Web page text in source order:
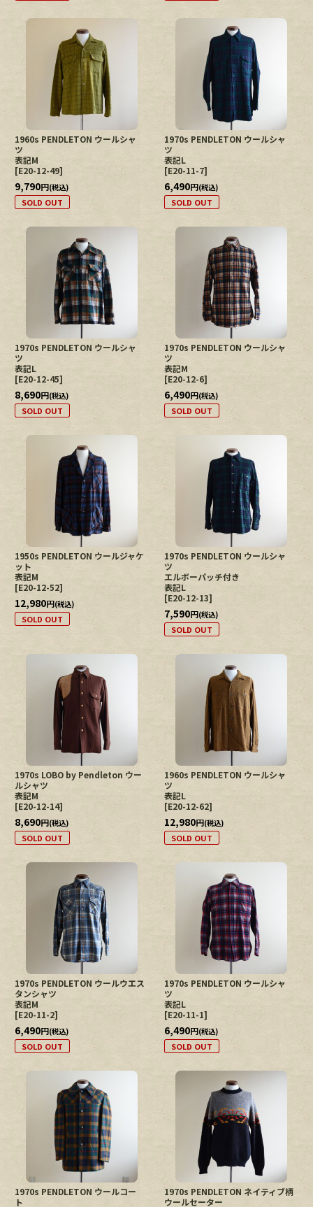
1960s PENDLETON ウールシャ
ツ
表記M
[E20-12-49]
9,790円(税込)
SOLD OUT
1970s PENDLETON ウールシャ
ツ
表記L
[E20-11-7]
6,490円(税込)
SOLD OUT
1970s PENDLETON ウールシャ
ツ
表記L
[E20-12-45]
8,690円(税込)
SOLD OUT
1970s PENDLETON ウールシャ
ツ
表記M
[E20-12-6]
6,490円(税込)
SOLD OUT
1950s PENDLETON ウールジャケ
ット
表記M
[E20-12-52]
12,980円(税込)
SOLD OUT
1970s PENDLETON ウールシャ
ツ
エルボーパッチ付き
表記L
[E20-12-13]
7,590円(税込)
SOLD OUT
1970s LOBO by Pendleton ウー
ルシャツ
表記M
[E20-12-14]
8,690円(税込)
SOLD OUT
1960s PENDLETON ウールシャ
ツ
表記L
[E20-12-62]
12,980円(税込)
SOLD OUT
1970s PENDLETON ウールウエス
タンシャツ
表記M
[E20-11-2]
6,490円(税込)
SOLD OUT
1970s PENDLETON ウールシャ
ツ
表記L
[E20-11-1]
6,490円(税込)
SOLD OUT
1970s PENDLETON ウールコー
ト
1970s PENDLETON ネイティブ柄
ウールセーター